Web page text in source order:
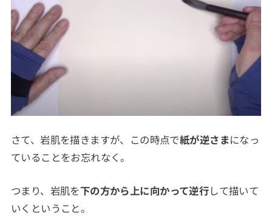
さて、岩肌を描きますが、この時点で紙が逆さまになっ
ていることをお忘れなく。
つまり、岩肌を下の方から上に向かって逆行して描いて
いくということ。